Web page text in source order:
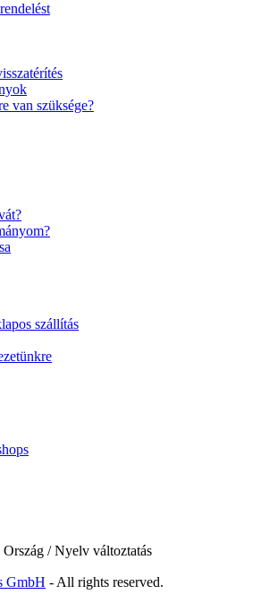
van szüksége?
szállítás
Ország / Nyelv változtatás
GmbH - All rights reserved.